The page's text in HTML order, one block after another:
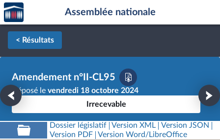
Aller au contenu
Aller en bas de la page
Accèder
à la
page
d'accueil
Assemblée nationale
< Résultats
Amendement n°II-CL95
Déposé le vendredi 18 octobre 2024
Irrecevable
Dossier législatif Version XML
Version JSON
Version PDF
Version Word/LibreOffice